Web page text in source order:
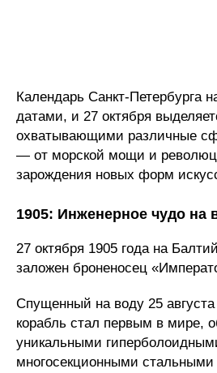
Календарь Санкт-Петербурга
датами, и 27 октября
охватывающими различные
— от морской мощи и
зарождения новых форм
1905: Инженерное чудо на
27 октября 1905 года на
заложен броненосец
Спущенный на воду 25 августа
корабль стал первым в мире,
уникальными
многосекционными стальными